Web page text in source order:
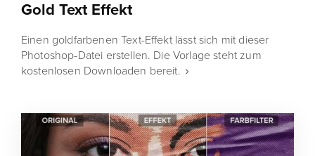
Gold Text Effekt
Einen goldfarbenen Text-Effekt lässt sich mit dieser
Photoshop-Datei erstellen. Die Vorlage steht zum
kostenlosen Downloaden bereit.